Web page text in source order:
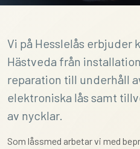
Vi på Hesslelås erbjuder
Hästveda från
reparation till underhåll
elektroniska lås samt
av nycklar.
Som låssmed arbetar vi med